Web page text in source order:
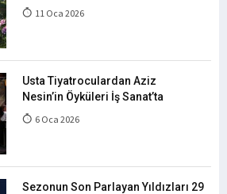
11 Oca 2026
Usta Tiyatroculardan Aziz
Nesin’in Öyküleri İş Sanat’ta
6 Oca 2026
Sezonun Son Parlayan Yıldızları 29